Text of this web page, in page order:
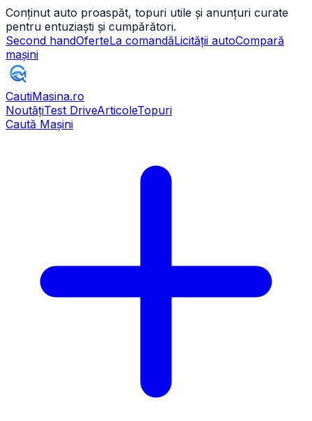
Conținut auto proaspăt, topuri utile și anunțuri curate
pentru entuziaști și cumpărători.
Second handOferteLa comandăLicității autoCompară
mașini
CautiMasina.ro
NoutățiTest DriveArticoleTopuri
Caută Mașini